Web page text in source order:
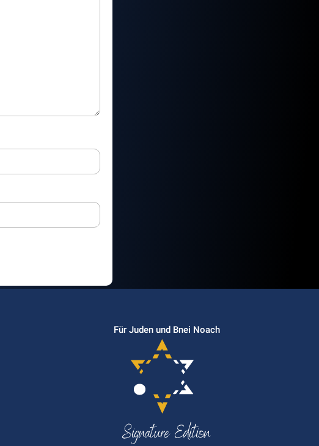
Für Juden und Bnei Noach